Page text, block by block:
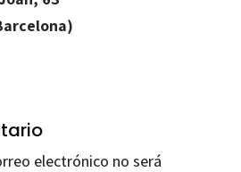
electrónico no será